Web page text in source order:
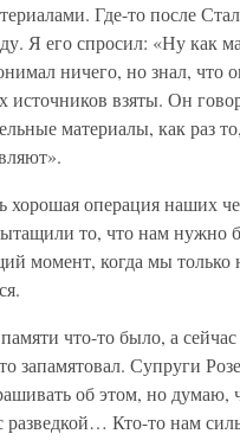
Где-то после
Я его спросил: «Ну как
ничего, но знал, что
источников взяты. Он
материалы, как раз
хорошая операция наших
то, что нам нужно
момент, когда мы только
что-то было, а
запамятовал. Супруги
об этом, но думаю,
разведкой… Кто-то нам